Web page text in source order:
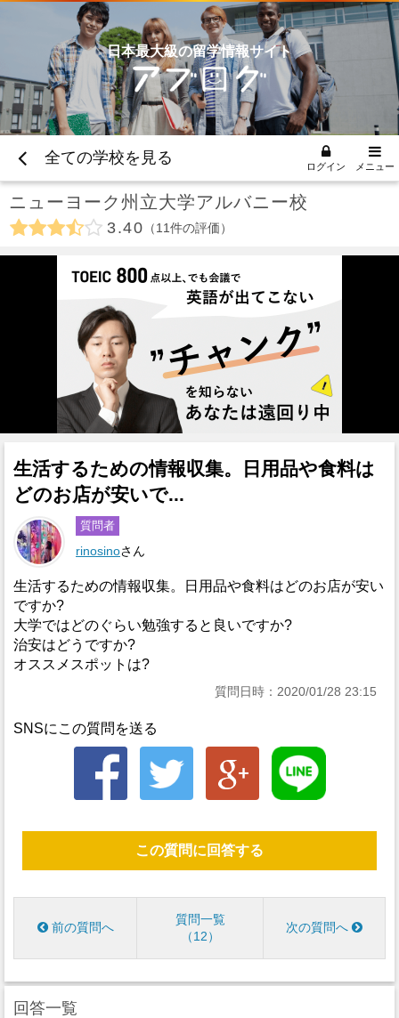
日本最大級の留学情報サイト
全ての学校を見る ログイン メニュー
ニューヨーク州立大学アルバニー校
3.40 11件の評価
生活するための情報収集。日用品や食料は
どのお店が安いで...
質問者
rinosinoさん
生活するための情報収集。日用品や食料はどのお店が安い
ですか?
大学ではどのぐらい勉強すると良いですか?
治安はどうですか?
オススメスポットは?
質問日時：2020/01/28 23:15
SNSにこの質問を送る
この質問に回答する
前の質問へ
質問一覧
12
次の質問へ
回答一覧